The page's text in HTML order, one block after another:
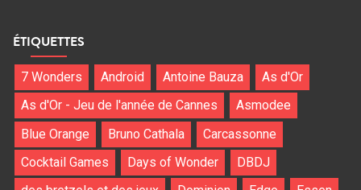
ÉTIQUETTES
7 Wonders Android Antoine Bauza
As d'Or
As d'Or - Jeu de l'année de Cannes
Asmodee
Blue Orange
Bruno Cathala
Carcassonne
Cocktail Games
Days of Wonder
DBDJ